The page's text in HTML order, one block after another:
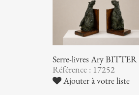
Serre-livres Ary BITTER
Référence : 17252
Ajouter à votre liste